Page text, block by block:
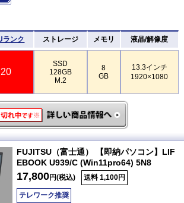
ランク ストレージ メモリ 液晶/解像度
20
SSD
128GB
M.2
8
GB
13.3インチ
1920×1080
FUJITSU（富士通） 【即納パソコン】LIF
EBOOK U939/C (Win11pro64) 5N8
17,800円(税込) 送料 1,100円
テレワーク推奨